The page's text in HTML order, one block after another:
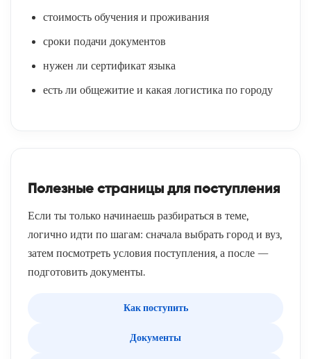
стоимость обучения и проживания
сроки подачи документов
нужен ли сертификат языка
есть ли общежитие и какая логистика по городу
Полезные страницы для поступления
Если ты только начинаешь разбираться в теме,
логично идти по шагам: сначала выбрать город и вуз,
затем посмотреть условия поступления, а после —
подготовить документы.
Как поступить
Документы